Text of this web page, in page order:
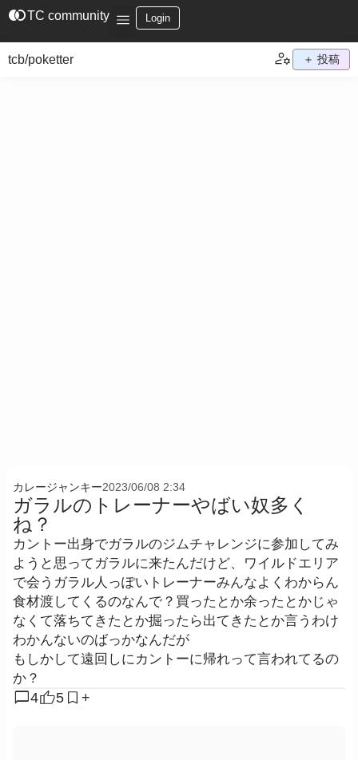
join_leftTC community Login
tcb/poketter ＋ 投稿
カレージャンキー2023/06/08 2:34
ガラルのトレーナーやばい奴多く
ね？
カントー出身でガラルのジムチャレンジに参加してみ
ようと思ってガラルに来たんだけど、ワイルドエリア
で会うガラル人っぽいトレーナーみんなよくわからん
食材渡してくるのなんで？買ったとか余ったとかじゃ
なくて落ちてきたとか掘ったら出てきたとか言うわけ
わかんないのばっかなんだが
もしかして遠回しにカントーに帰れって言われてるの
か？
chat_bubble4 5 +